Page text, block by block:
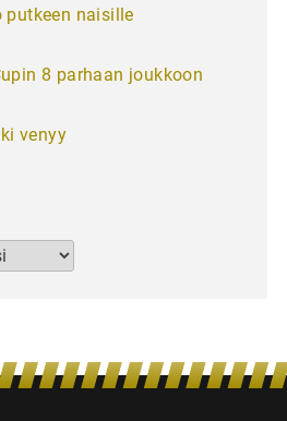
putkeen naisille
8 parhaan joukkoon
venyy